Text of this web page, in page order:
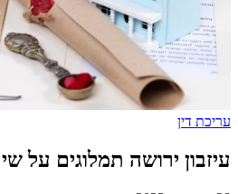
עריכת דין
עיזבון ירושה תמלוגים על